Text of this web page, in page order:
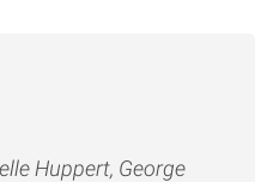
Huppert, George